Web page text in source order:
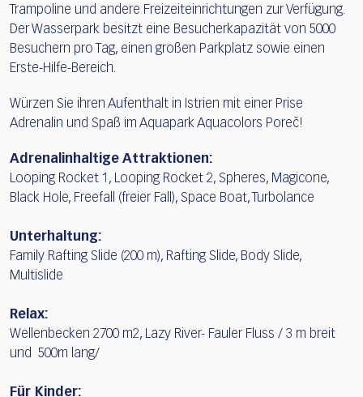
Trampoline und andere Freizeiteinrichtungen zur Verfügung.
Der Wasserpark besitzt eine Besucherkapazität von 5000
Besuchern pro Tag, einen großen Parkplatz sowie einen
Erste-Hilfe-Bereich.
Würzen Sie ihren Aufenthalt in Istrien mit einer Prise
Adrenalin und Spaß im Aquapark Aquacolors Poreč!
Adrenalinhaltige Attraktionen:
Looping Rocket 1, Looping Rocket 2, Spheres, Magicone,
Black Hole, Freefall (freier Fall), Space Boat, Turbolance
Unterhaltung:
Family Rafting Slide (200 m), Rafting Slide, Body Slide,
Multislide
Relax:
Wellenbecken 2700 m2, Lazy River- Fauler Fluss / 3 m breit
und 500m lang/
Für Kinder: